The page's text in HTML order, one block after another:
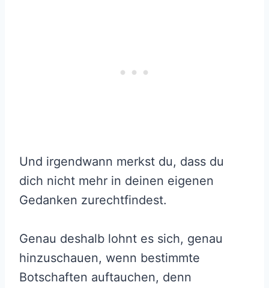
Und irgendwann merkst du, dass du
dich nicht mehr in deinen eigenen
Gedanken zurechtfindest.
Genau deshalb lohnt es sich, genau
hinzuschauen, wenn bestimmte
Botschaften auftauchen, denn